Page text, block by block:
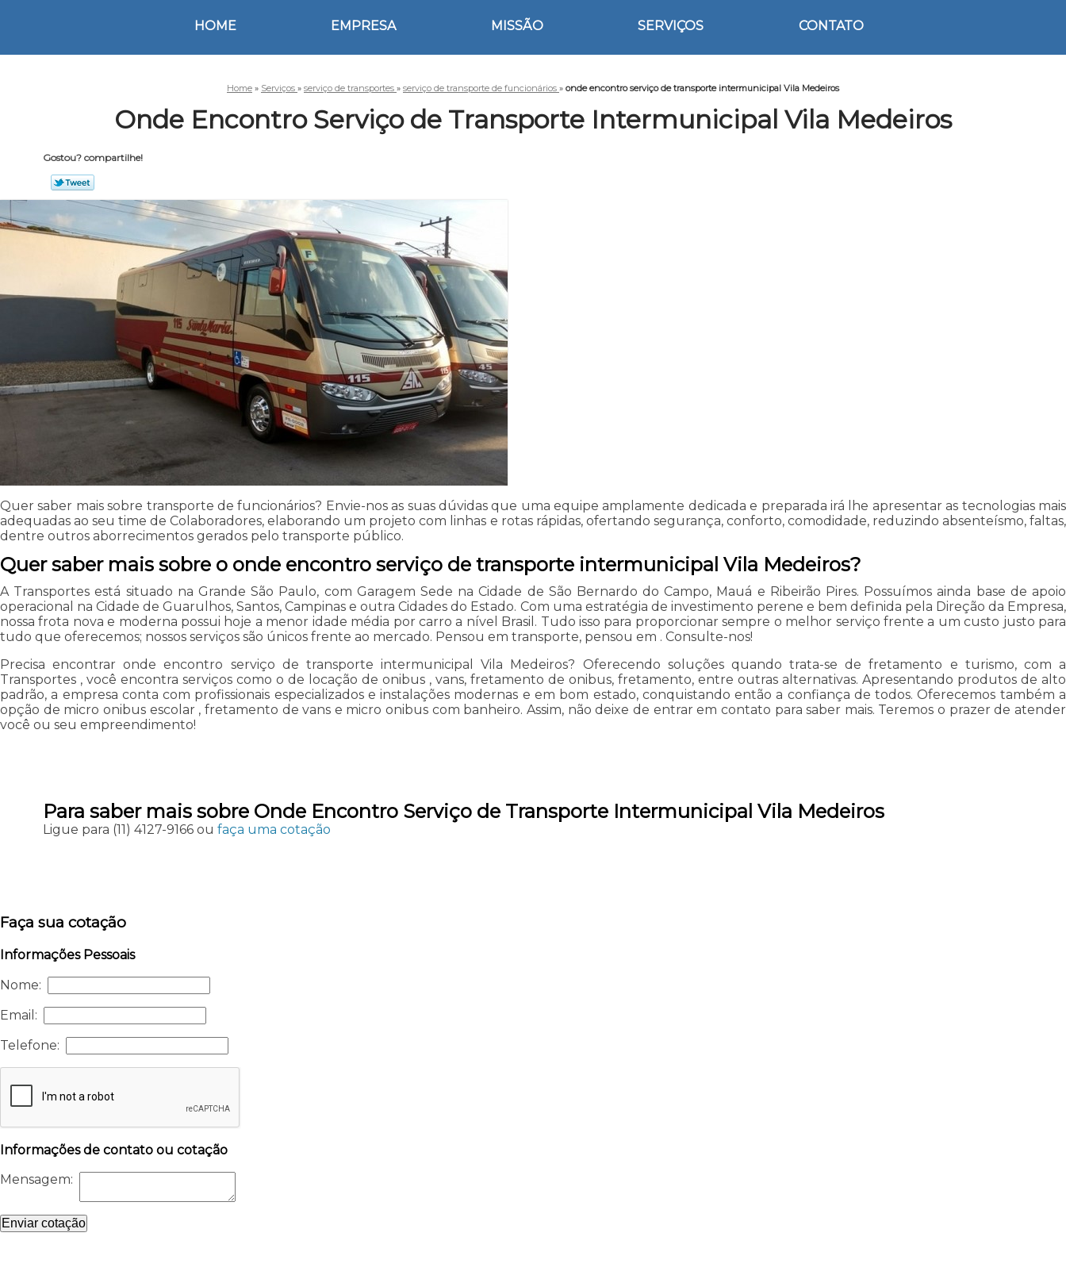
HOME EMPRESA MISSÃO SERVIÇOS CONTATO
Home » Serviços » serviço de transportes » serviço de transporte de funcionários » onde encontro serviço de transporte intermunicipal Vila Medeiros
Onde Encontro Serviço de Transporte Intermunicipal Vila Medeiros
Gostou? compartilhe!
Quer saber mais sobre transporte de funcionários? Envie-nos as suas dúvidas que uma equipe amplamente dedicada e preparada irá lhe apresentar as tecnologias mais
adequadas ao seu time de Colaboradores, elaborando um projeto com linhas e rotas rápidas, ofertando segurança, conforto, comodidade, reduzindo absenteísmo, faltas,
dentre outros aborrecimentos gerados pelo transporte público.
Quer saber mais sobre o onde encontro serviço de transporte intermunicipal Vila Medeiros?
A Transportes está situado na Grande São Paulo, com Garagem Sede na Cidade de São Bernardo do Campo, Mauá e Ribeirão Pires. Possuímos ainda base de apoio
operacional na Cidade de Guarulhos, Santos, Campinas e outra Cidades do Estado. Com uma estratégia de investimento perene e bem definida pela Direção da Empresa,
nossa frota nova e moderna possui hoje a menor idade média por carro a nível Brasil. Tudo isso para proporcionar sempre o melhor serviço frente a um custo justo para
tudo que oferecemos; nossos serviços são únicos frente ao mercado. Pensou em transporte, pensou em . Consulte-nos!
Precisa encontrar onde encontro serviço de transporte intermunicipal Vila Medeiros? Oferecendo soluções quando trata-se de fretamento e turismo, com a
Transportes , você encontra serviços como o de locação de onibus , vans, fretamento de onibus, fretamento, entre outras alternativas. Apresentando produtos de alto
padrão, a empresa conta com profissionais especializados e instalações modernas e em bom estado, conquistando então a confiança de todos. Oferecemos também a
opção de micro onibus escolar , fretamento de vans e micro onibus com banheiro. Assim, não deixe de entrar em contato para saber mais. Teremos o prazer de atender
você ou seu empreendimento!
Para saber mais sobre Onde Encontro Serviço de Transporte Intermunicipal Vila Medeiros
Ligue para (11) 4127-9166ou faça uma cotação
Faça sua cotação
Informações Pessoais
Nome:
Email:
Telefone:
Informações de contato ou cotação
Mensagem:
Enviar cotação